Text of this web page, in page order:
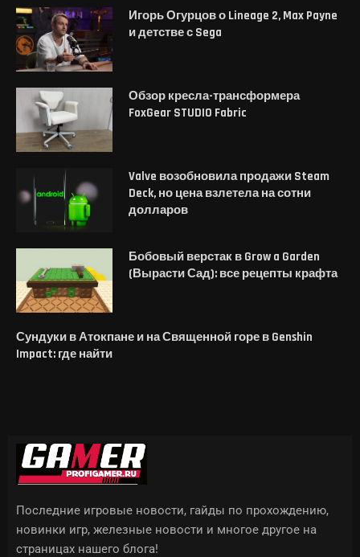
Игорь Огурцов о Lineage 2, Max Payne
и детстве с Sega
Обзор кресла-трансформера
FoxGear STUDIO Fabric
Valve возобновила продажи Steam
Deck, но цена взлетела на сотни
долларов
Бобовый верстак в Grow a Garden
(Вырасти Сад): все рецепты крафта
Сундуки в Атокпане и на Священной горе в Genshin
Impact: где найти
Последние игровые новости, гайды по прохождению,
новинки игр, железные новости и многое другое на
страницах нашего блога!